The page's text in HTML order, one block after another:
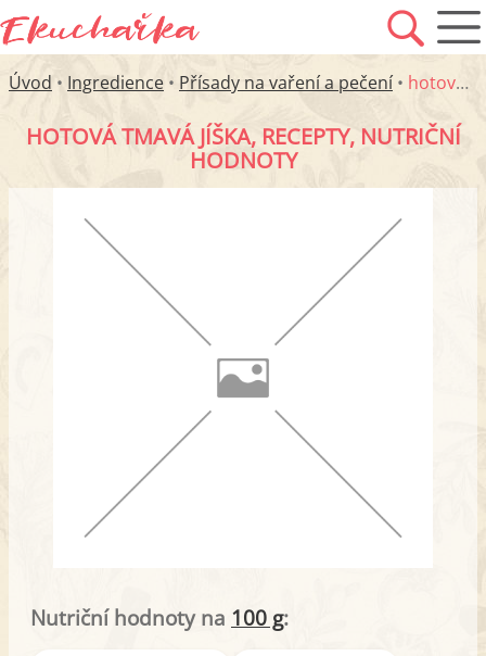
Úvod • Ingredience • Přísady na vaření a pečení • hotová tmavá jíška
HOTOVÁ TMAVÁ JÍŠKA, RECEPTY, NUTRIČNÍ
HODNOTY
Nutriční hodnoty na 100 g: